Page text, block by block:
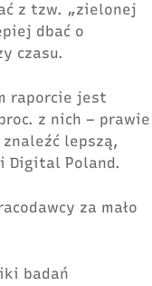
ć z tzw. „zielonej
dbać o
czasu.
raporcie jest
z nich – prawie
lepszą,
Digital Poland.
za mało
badań